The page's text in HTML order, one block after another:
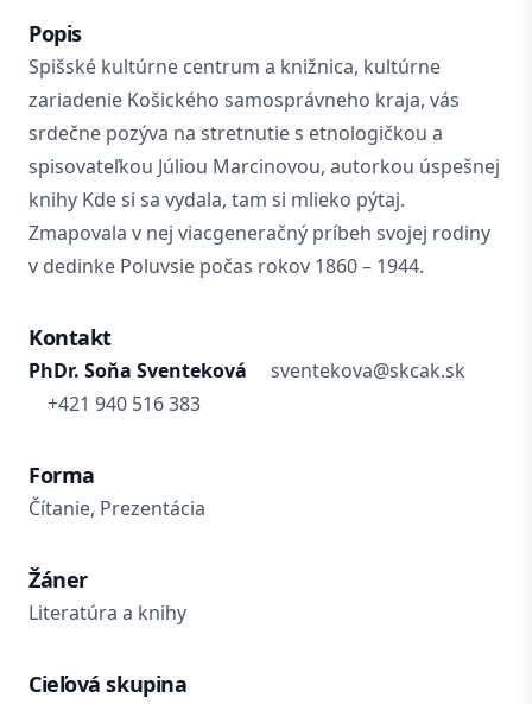
Popis
Spišské kultúrne centrum a knižnica, kultúrne
zariadenie Košického samosprávneho kraja, vás
srdečne pozýva na stretnutie s etnologičkou a
spisovateľkou Júliou Marcinovou, autorkou úspešnej
knihy Kde si sa vydala, tam si mlieko pýtaj.
Zmapovala v nej viacgeneračný príbeh svojej rodiny
v dedinke Poluvsie počas rokov 1860 – 1944.
Kontakt
PhDr. Soňa Sventeková
sventekova@skcak.sk
+421 940 516 383
Forma
Čítanie, Prezentácia
Žáner
Literatúra a knihy
Cieľová skupina